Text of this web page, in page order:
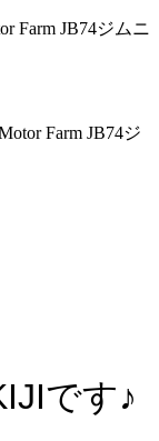
Farm JB74ジ
です♪